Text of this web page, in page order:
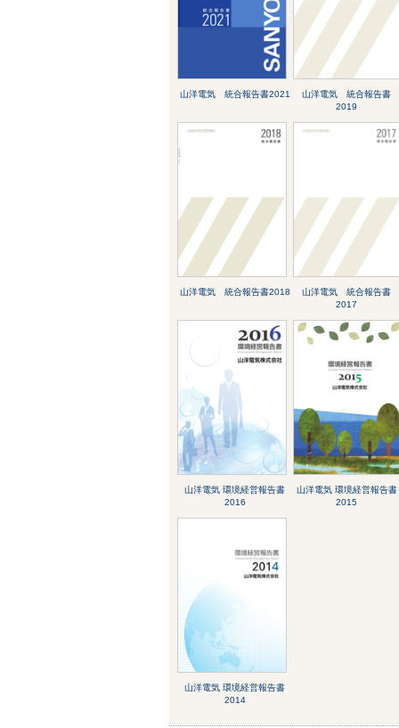
山洋電気 統合報告書2021
山洋電気 統合報告書
2019
山洋電気 統合報告書2018
山洋電気 統合報告書
2017
山洋電気 環境経営報告書
2016
山洋電気 環境経営報告書
2015
山洋電気 環境経営報告書
2014